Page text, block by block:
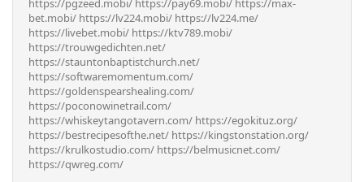
bet.mobi/ https://lv224.mobi/ https://lv224.me/
https://livebet.mobi/ https://ktv789.mobi/
https://trouwgedichten.net/
https://stauntonbaptistchurch.net/
https://softwaremomentum.com/
https://goldenspearshealing.com/
https://poconowinetrail.com/
https://whiskeytangotavern.com/ https://egokituz.org/
https://bestrecipesofthe.net/ https://kingstonstation.org/
https://krulkostudio.com/ https://belmusicnet.com/
https://qwreg.com/